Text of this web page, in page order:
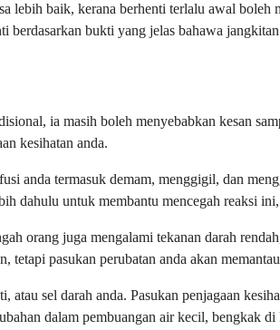
lebih baik, kerana berhenti terlalu awal
berdasarkan bukti yang jelas bahawa
ia masih boleh menyebabkan kesan
kesihatan anda.
anda termasuk demam, menggigil, dan
dahulu untuk membantu mencegah reaksi
orang juga mengalami tekanan darah
pasukan perubatan anda akan
sel darah anda. Pasukan penjagaan
dalam pembuangan air kecil, bengkak